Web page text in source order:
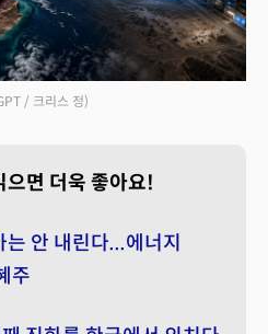
/ 크리스 정)
으면 더욱 좋아요!
안 내린다...에너지
주